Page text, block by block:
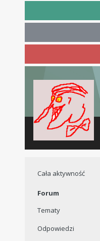
Cała aktywność
Forum
Tematy
Odpowiedzi